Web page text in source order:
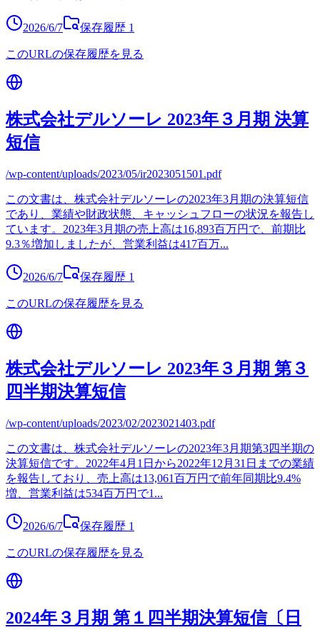
2026/6/7 保存履歴 1
このURLの保存履歴を見る
株式会社デルソーレ 2023年３月期 決算
短信
/wp-content/uploads/2023/05/ir2023051501.pdf
この文書は、株式会社デルソーレの2023年3月期の決算短信
であり、業績や財政状態、キャッシュフローの状況を報告し
ています。2023年3月期の売上高は16,893百万円で、前期比
9.3％増加しましたが、営業利益は417百万...
2026/6/7 保存履歴 1
このURLの保存履歴を見る
株式会社デルソーレ 2023年３月期 第３
四半期決算短信
/wp-content/uploads/2023/02/2023021403.pdf
この文書は、株式会社デルソーレの2023年3月期第3四半期の
決算短信です。2022年4月1日から2022年12月31日までの業績
を報告しており、売上高は13,061百万円で前年同期比9.4%
増、営業利益は534百万円で1 ...
2026/6/7 保存履歴 1
このURLの保存履歴を見る
2024年３月期 第１四半期決算短信〔日